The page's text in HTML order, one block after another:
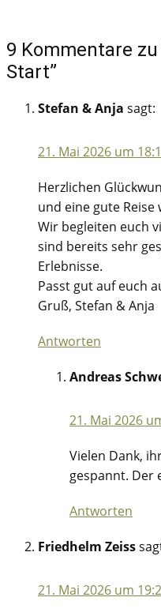
9 Kommentare
Start”
Stefan & Anja sagt:
21. Mai 2026 um
Herzlichen
und eine gute
Wir begleiten euch
sind bereits sehr
Erlebnisse.
Passt gut auf euch
Gruß, Stefan & Anja
Antworten
Andreas
21. Mai 2026
Vielen Dank,
gespannt. Der
Antworten
Friedhelm Zeiss
21. Mai 2026 um